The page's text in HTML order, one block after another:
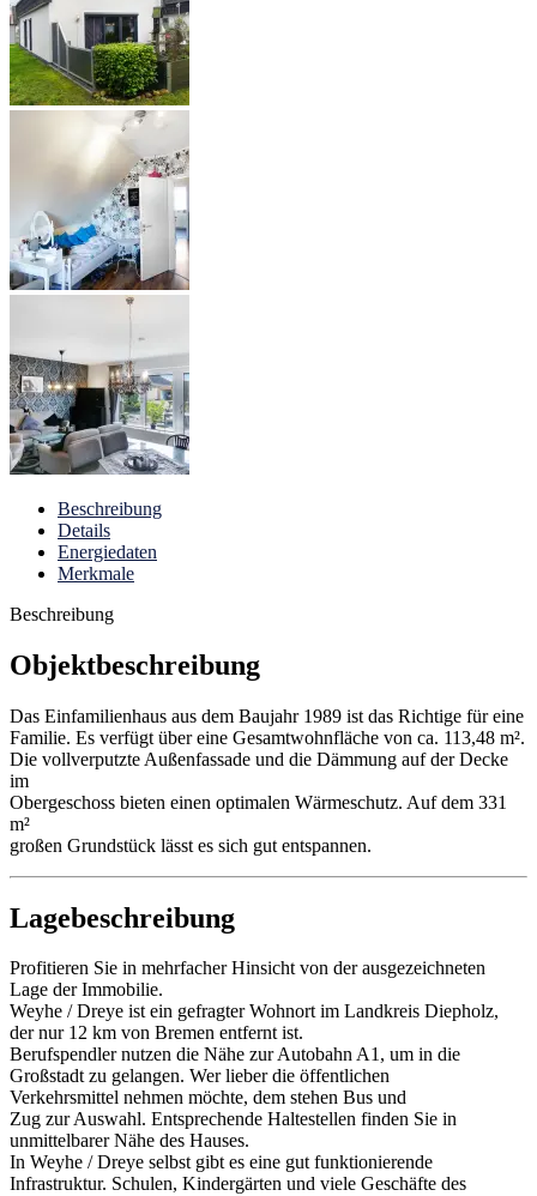
Beschreibung
Details
Energiedaten
Merkmale
Beschreibung
Objektbeschreibung
Das Einfamilienhaus aus dem Baujahr 1989 ist das Richtige für eine
Familie. Es verfügt über eine Gesamtwohnfläche von ca. 113,48 m².
Die vollverputzte Außenfassade und die Dämmung auf der Decke
im
Obergeschoss bieten einen optimalen Wärmeschutz. Auf dem 331
m²
großen Grundstück lässt es sich gut entspannen.
Lagebeschreibung
Profitieren Sie in mehrfacher Hinsicht von der ausgezeichneten
Lage der Immobilie.
Weyhe / Dreye ist ein gefragter Wohnort im Landkreis Diepholz,
der nur 12 km von Bremen entfernt ist.
Berufspendler nutzen die Nähe zur Autobahn A1, um in die
Großstadt zu gelangen. Wer lieber die öffentlichen
Verkehrsmittel nehmen möchte, dem stehen Bus und
Zug zur Auswahl. Entsprechende Haltestellen finden Sie in
unmittelbarer Nähe des Hauses.
In Weyhe / Dreye selbst gibt es eine gut funktionierende
Infrastruktur. Schulen, Kindergärten und viele Geschäfte des